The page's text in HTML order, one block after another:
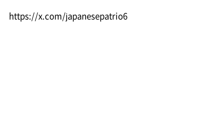
https://x.com/japanesepatrio6